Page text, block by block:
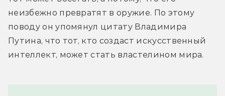
неизбежно превратят в оружие. По этому
поводу он упомянул цитату Владимира
Путина, что тот, кто создаст искусственный
интеллект, может стать властелином мира.